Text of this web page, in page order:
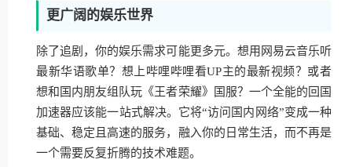
更广阔的娱乐世界
除了追剧，你的娱乐需求可能更多元。想用网易云音乐听
最新华语歌单？想上哔哩哔哩看UP主的最新视频？或者
想和国内朋友组队玩《王者荣耀》国服？一个全能的回国
加速器应该能一站式解决。它将“访问国内网络”变成一种
基础、稳定且高速的服务，融入你的日常生活，而不再是
一个需要反复折腾的技术难题。